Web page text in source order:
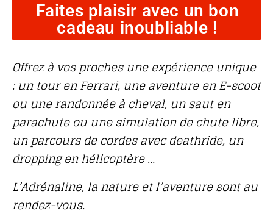
Faites plaisir avec un bon
cadeau inoubliable !
Offrez à vos proches une expérience unique
: un tour en Ferrari, une aventure en E-scoot
ou une randonnée à cheval, un saut en
parachute ou une simulation de chute libre,
un parcours de cordes avec deathride, un
dropping en hélicoptère …
L’Adrénaline, la nature et l’aventure sont au
rendez-vous.